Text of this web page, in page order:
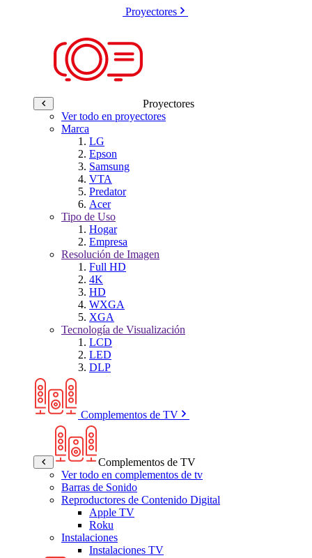
Proyectores
Proyectores
Ver todo en proyectores
Marca
LG
Epson
Samsung
VTA
Predator
Acer
Tipo de Uso
Hogar
Empresa
Resolución de Imagen
Full HD
4K
HD
WXGA
XGA
Tecnología de Visualización
LCD
LED
DLP
Complementos de TV
Complementos de TV
Ver todo en complementos de tv
Barras de Sonido
Reproductores de Contenido Digital
Apple TV
Roku
Instalaciones
Instalaciones TV